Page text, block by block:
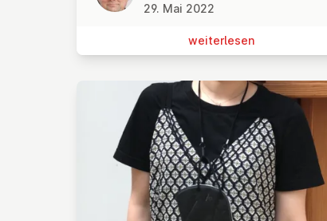
29. Mai 2022
wei­ter­le­sen